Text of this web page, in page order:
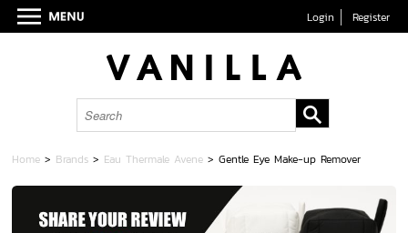
Login Register
Home > Brands > Eau Thermale Avene >Gentle Eye Make-up Remover